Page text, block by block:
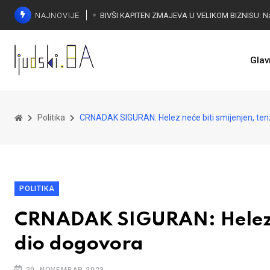
NAJNOVIJE
Politika CRNADAK SIGURAN: Helez neće biti smijenjen,
POLITIKA
CRNADAK SIGURAN:
dio dogovora